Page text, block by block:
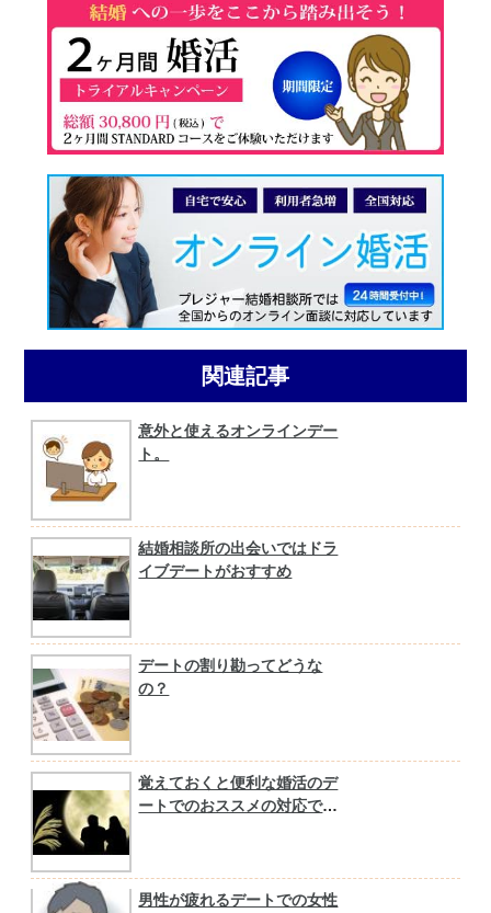
関連記事
意外と使えるオンラインデー
ト。
結婚相談所の出会いではドラ
イブデートがおすすめ
デートの割り勘ってどうな
の？
覚えておくと便利な婚活のデ
ートでのおススメの対応で
男性が疲れるデートでの女性